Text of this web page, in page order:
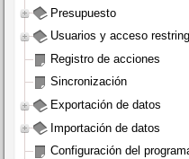
Presupuesto
Usuarios y acceso
Registro de acciones
Sincronización
Exportación de datos
Importación de datos
Configuración del